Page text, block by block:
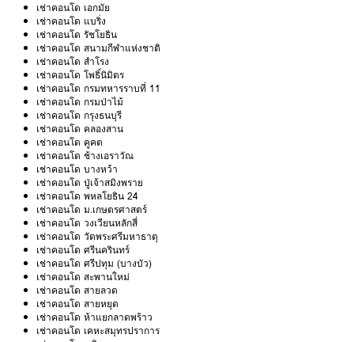
เช่าคอนโด เอกมัย
เช่าคอนโด แบริ่ง
เช่าคอนโด รัชโยธิน
เช่าคอนโด สนามกีฬาแห่งชาติ
เช่าคอนโด สำโรง
เช่าคอนโด โพธิ์นิมิตร
เช่าคอนโด กรมทหารราบที่ 11
เช่าคอนโด กรมป่าไม้
เช่าคอนโด กรุงธนบุรี
เช่าคอนโด คลองสาน
เช่าคอนโด คูคต
เช่าคอนโด ช้างเอราวัณ
เช่าคอนโด บางหว้า
เช่าคอนโด ปู่เจ้าสมิงพราย
เช่าคอนโด พหลโยธิน 24
เช่าคอนโด ม.เกษตรศาสตร์
เช่าคอนโด วงเวียนหลักสี่
เช่าคอนโด วัดพระศรีมหาธาตุ
เช่าคอนโด ศรีนครินทร์
เช่าคอนโด ศรีปทุม (บางบัว)
เช่าคอนโด สะพานใหม่
เช่าคอนโด สายลวด
เช่าคอนโด สายหยุด
เช่าคอนโด ห้าแยกลาดพร้าว
เช่าคอนโด เคหะสมุทรปราการ